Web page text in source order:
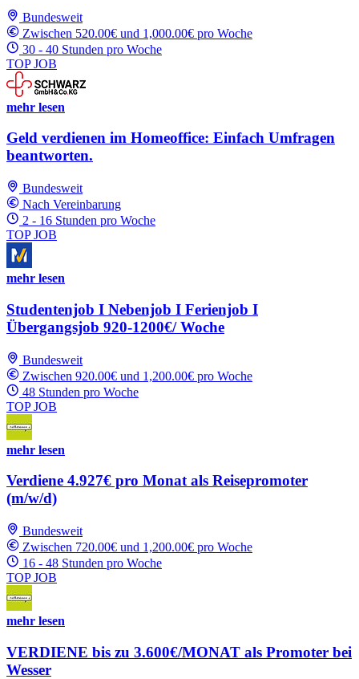
Bundesweit
Zwischen 520.00€ und 1,000.00€ pro Woche
30 - 40 Stunden pro Woche
TOP JOB
mehr lesen
Geld verdienen im Homeoffice: Einfach Umfragen
beantworten.
Bundesweit
Nach Vereinbarung
2 - 16 Stunden pro Woche
TOP JOB
mehr lesen
Studentenjob I Nebenjob I Ferienjob I
Übergangsjob 920-1200€/ Woche
Bundesweit
Zwischen 920.00€ und 1,200.00€ pro Woche
48 Stunden pro Woche
TOP JOB
mehr lesen
Verdiene 4.927€ pro Monat als Reisepromoter
(m/w/d)
Bundesweit
Zwischen 720.00€ und 1,200.00€ pro Woche
16 - 48 Stunden pro Woche
TOP JOB
mehr lesen
VERDIENE bis zu 3.600€/MONAT als Promoter bei
Wesser